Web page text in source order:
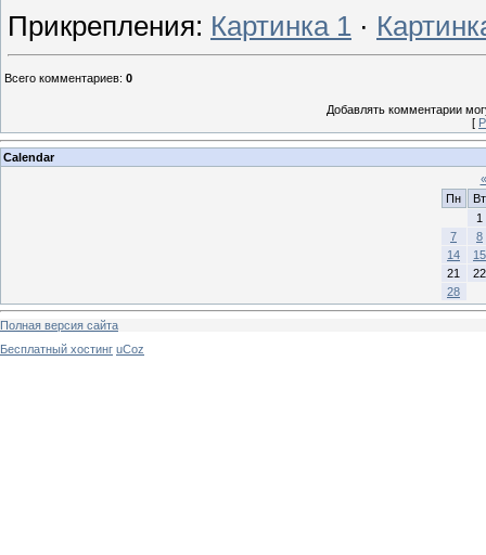
Прикрепления: Картинка 1 ·
Всего комментариев: 0
Добавлять комментарии
[
Calendar
«
Пн
Вт
1
7
8
14
15
21
22
28
Полная версия сайта
Бесплатный хостинг uCoz